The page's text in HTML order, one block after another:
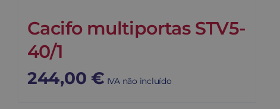
Cacifo multiportas STV5-
40/1
244,00 € IVA não incluído